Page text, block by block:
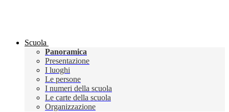
Scuola
Panoramica
Presentazione
I luoghi
Le persone
I numeri della scuola
Le carte della scuola
Organizzazione